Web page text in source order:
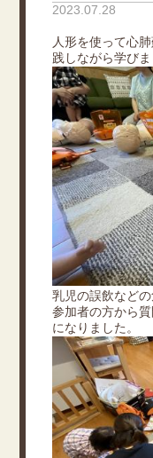
2023.07.28
人形を使って心
践しながら学びま
乳児の誤飲など
参加者の方から
になりました。